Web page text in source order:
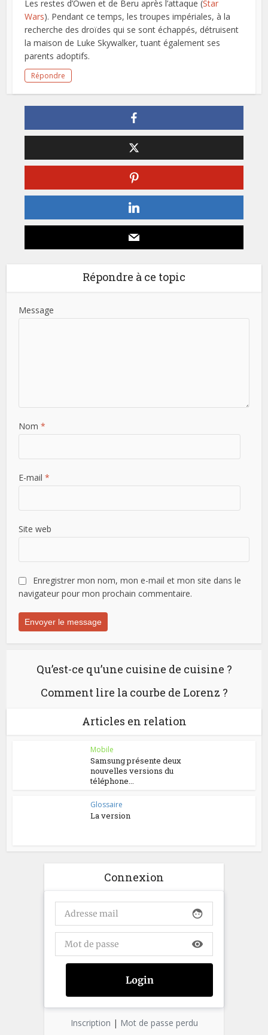
Les restes d’Owen et de Beru après l’attaque (Star
Wars). Pendant ce temps, les troupes impériales, à la
recherche des droïdes qui se sont échappés, détruisent
la maison de Luke Skywalker, tuant également ses
parents adoptifs.
Répondre
Répondre à ce topic
Message
Nom*
E-mail*
Site web
Enregistrer mon nom, mon e-mail et mon site dans le
navigateur pour mon prochain commentaire.
Qu’est-ce qu’une cuisine de cuisine ?
Comment lire la courbe de Lorenz ?
Articles en relation
Mobile
Samsung présente deux
nouvelles versions du
téléphone...
Glossaire
La version
Connexion
face
visibility
Inscription | Mot de passe perdu